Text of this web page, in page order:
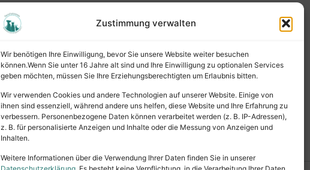
Zustimmung verwalten
Wir benötigen Ihre Einwilligung, bevor Sie unsere Website weiter besuchen
können.Wenn Sie unter 16 Jahre alt sind und Ihre Einwilligung zu optionalen Services
geben möchten, müssen Sie Ihre Erziehungsberechtigten um Erlaubnis bitten.
Wir verwenden Cookies und andere Technologien auf unserer Website. Einige von
ihnen sind essenziell, während andere uns helfen, diese Website und Ihre Erfahrung zu
verbessern. Personenbezogene Daten können verarbeitet werden (z. B. IP-Adressen),
z. B. für personalisierte Anzeigen und Inhalte oder die Messung von Anzeigen und
Inhalten.
Weitere Informationen über die Verwendung Ihrer Daten finden Sie in unserer